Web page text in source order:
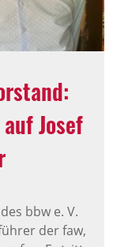
Josef
bbw e. V.
der faw,